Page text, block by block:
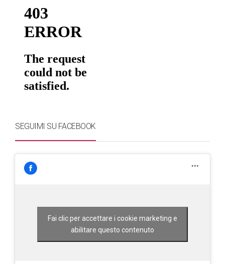
SEGUIMI SU FACEBOOK
Fai clic per accettare i cookie marketing e
abilitare questo contenuto